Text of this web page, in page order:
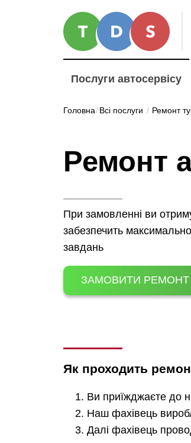
Послуги автосервісу
Головна/Всі послуги / Ремонт
Ремонт
При замовленні ви
забезпечить
завдань
ЗАМОВИТИ РЕМОНТ
Як проходить
Ви приїжджаєте до
Наш фахівець
Далі фахівець